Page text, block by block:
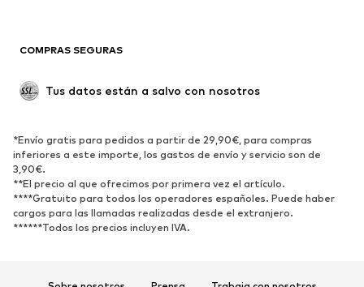
COMPRAS SEGURAS
Tus datos están a salvo con nosotros
*Envío gratis para pedidos a partir de 29,90€, para compras
inferiores a este importe, los gastos de envío y servicio son de
3,90€.
**El precio al que ofrecimos por primera vez el artículo.
****Gratuito para todos los operadores españoles. Puede haber
cargos para las llamadas realizadas desde el extranjero.
******Todos los precios incluyen IVA.